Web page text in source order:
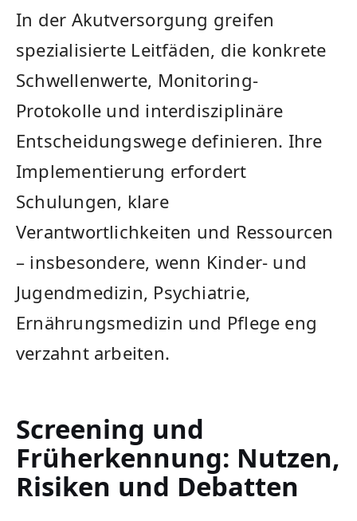
In der Akutversorgung greifen
spezialisierte Leitfäden, die konkrete
Schwellenwerte, Monitoring-
Protokolle und interdisziplinäre
Entscheidungswege definieren. Ihre
Implementierung erfordert
Schulungen, klare
Verantwortlichkeiten und Ressourcen
– insbesondere, wenn Kinder- und
Jugendmedizin, Psychiatrie,
Ernährungsmedizin und Pflege eng
verzahnt arbeiten.
Screening und
Früherkennung: Nutzen,
Risiken und Debatten